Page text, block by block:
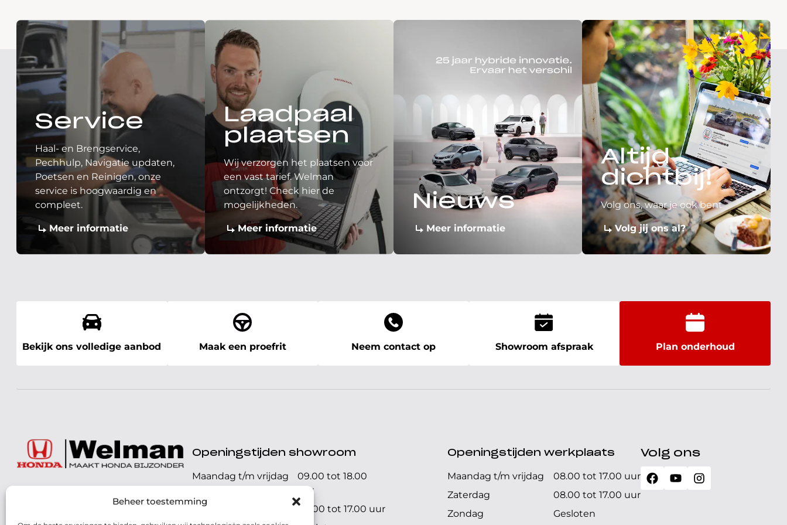
Beheer toestemming
Service
Haal- en Brengservice,
Pechhulp, Navigatie updaten,
Poetsen en Reinigen, onze
service is hoogwaardig en
compleet.
Meer informatie
Laadpaal
plaatsen
Wij verzorgen het plaatsen voor
een vast tarief. Welman
ontzorgt! Check hier de
mogelijkheden.
Meer informatie
Nieuws
Meer informatie
Altijd
dichtbij!
Volg ons, waar je ook bent
Volg jij ons al?
Bekijk ons volledige aanbod Maak een proefrit Neem contact op Showroom afspraak Plan onderhoud
072 - 57 16 9 40
Parelweg 3, 1812 RS
Openingstijden showroom
Maandag t/m vrijdag
09.00 tot 18.00
uur
Zaterdag
09.00 tot 17.00 uur
Openingstijden werkplaats
Maandag t/m vrijdag
08.00 tot 17.00 uur
Zaterdag
08.00 tot 17.00 uur
Zondag
Gesloten
Volg ons